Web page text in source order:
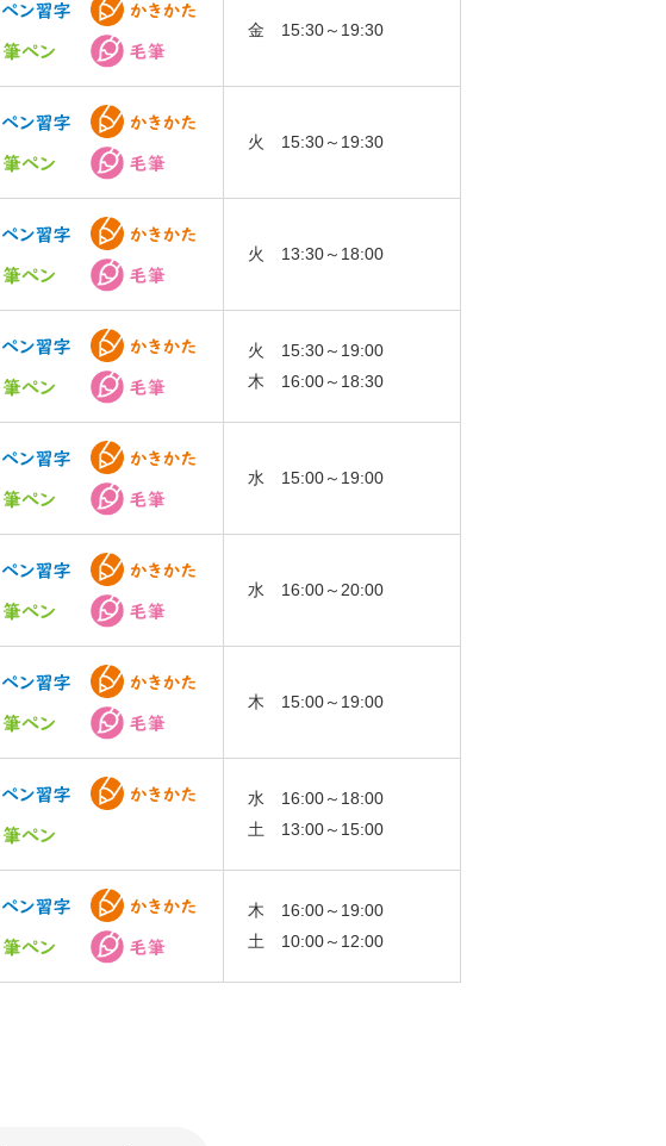
金 15:30～19:30
火 15:30～19:30
火 13:30～18:00
火 15:30～19:00
木 16:00～18:30
水 15:00～19:00
水 16:00～20:00
木 15:00～19:00
水 16:00～18:00
土 13:00～15:00
木 16:00～19:00
土 10:00～12:00